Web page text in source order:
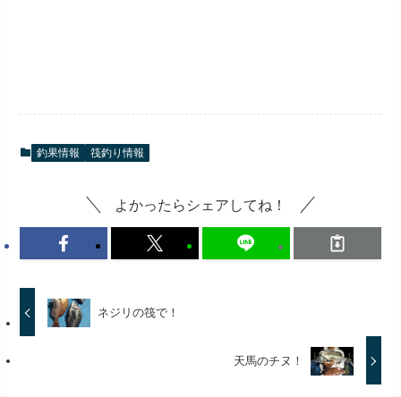
釣果情報 筏釣り情報
よかったらシェアしてね！
ネジリの筏で！
天馬のチヌ！